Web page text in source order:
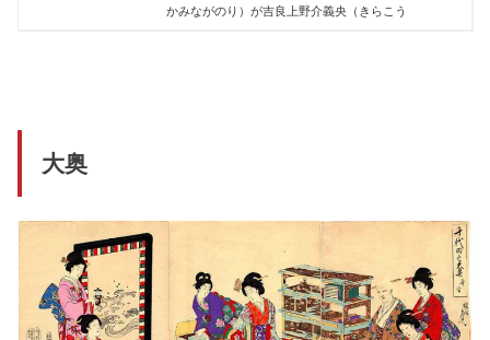
かみながのり）が吉良上野介義央（きらこう
大奥